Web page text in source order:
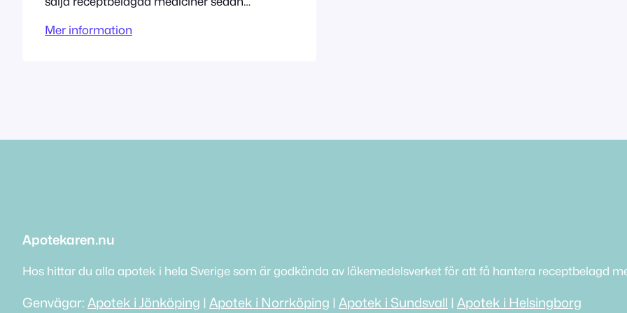
71430 Kopparberg Tillståndet innehas av
Mer information
Apotekaren.nu
Hos hittar du alla apotek i hela Sverige som är godkända av läkemedelsverket för att få hantera receptbelagd
Genvägar: Apotek i Jönköping | Apotek i Norrköping | Apotek i Sundsvall | Apotek i Helsingborg